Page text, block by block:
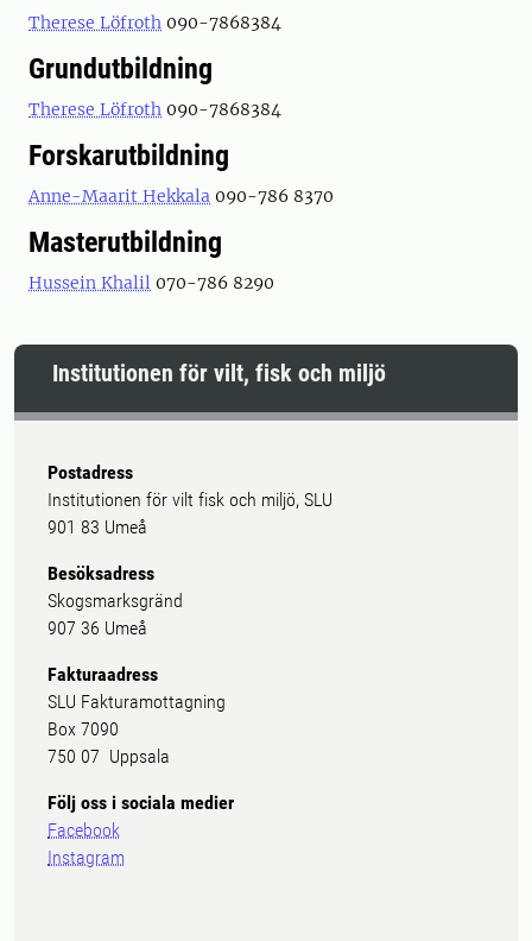
Therese Löfroth 090-7868384
Grundutbildning
Therese Löfroth 090-7868384
Forskarutbildning
Anne-Maarit Hekkala 090-786 8370
Masterutbildning
Hussein Khalil 070-786 8290
Institutionen för vilt, fisk och miljö
Postadress
Institutionen för vilt fisk och miljö, SLU
901 83 Umeå
Besöksadress
Skogsmarksgränd
907 36 Umeå
Fakturaadress
SLU Fakturamottagning
Box 7090
750 07 Uppsala
Följ oss i sociala medier
Facebook
Instagram